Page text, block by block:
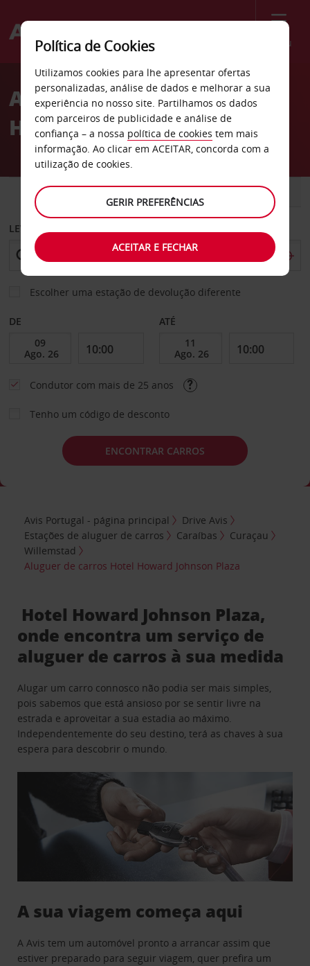
Menu
Welcome
AvisAluguer de carros Hotel
Howard Johnson Plaza
CARRO COMERCIAIS
LEVANTAR EM
Escolher uma estação de devolução diferente
DE ATÉ
Condutor com mais de 25 anos
Tenho um código de desconto
ENCONTRAR CARROS
Avis Portugal - página principal
Drive Avis
Estações de aluguer de carros
Caraíbas
Curaçau
Willemstad
Aluguer de carros Hotel Howard Johnson Plaza
Hotel Howard Johnson Plaza,
onde encontra um serviço de
aluguer de carros à sua medida
Alugar um carro connosco não podia ser mais simples,
pois sabemos que está ansioso por se sentir livre na
estrada e aproveitar a sua estadia ao máximo.
Independentemente do seu destino, terá as chaves à sua
espera para descobrir o mundo.
A sua viagem começa aqui
A Avis tem um automóvel pronto a arrancar assim que
estiver preparado para seguir viagem, quer prefira um
Política de Cookies
Utilizamos cookies para lhe apresentar ofertas
personalizadas, análise de dados e melhorar a sua
experiência no nosso site. Partilhamos os dados
com parceiros de publicidade e análise de
confiança – a nossa política de cookies tem mais
informação. Ao clicar em ACEITAR, concorda com a
utilização de cookies.
GERIR PREFERÊNCIAS
ACEITAR E FECHAR